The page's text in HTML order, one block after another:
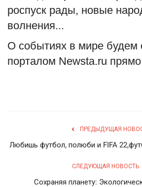
роспуск рады, новые
волнения...
О событиях в мире будем
порталом Newsta.ru
ПРЕДЫДУЩАЯ
Любишь футбол, полюби и FIFA
СЛЕДУЮЩАЯ НОВОСТЬ
Сохраняя планету: